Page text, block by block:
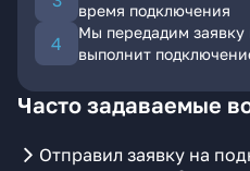
время подключения
Мы передадим заявку
выполнит
Часто задаваемые
Отправил заявку на